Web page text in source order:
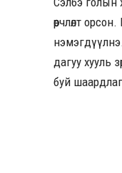
өөрчлөлт
дагуу хууль
буй